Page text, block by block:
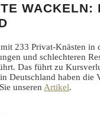
WACKELN:
233 Privat-Knästen in
und schlechteren
Das führt zu
Deutschland haben die
unseren Artikel.